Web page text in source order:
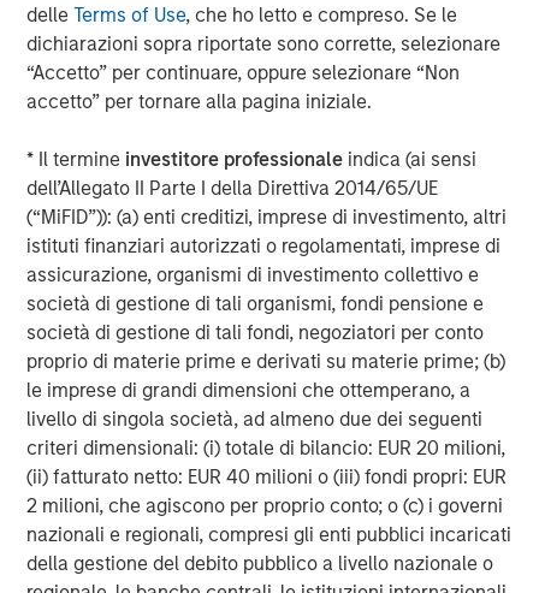
delleTerms of Use, che ho letto e compreso. Se le
dichiarazioni sopra riportate sono corrette, selezionare
“Accetto” per continuare, oppure selezionare “Non
accetto” per tornare alla pagina iniziale.
* Il termine investitore professionale indica (ai sensi
dell’Allegato II Parte I della Direttiva 2014/65/UE
(“MiFID”)): (a) enti creditizi, imprese di investimento, altri
istituti finanziari autorizzati o regolamentati, imprese di
assicurazione, organismi di investimento collettivo e
società di gestione di tali organismi, fondi pensione e
società di gestione di tali fondi, negoziatori per conto
proprio di materie prime e derivati su materie prime; (b)
le imprese di grandi dimensioni che ottemperano, a
livello di singola società, ad almeno due dei seguenti
criteri dimensionali: (i) totale di bilancio: EUR 20 milioni,
(ii) fatturato netto: EUR 40 milioni o (iii) fondi propri: EUR
2 milioni, che agiscono per proprio conto; o (c) i governi
nazionali e regionali, compresi gli enti pubblici incaricati
della gestione del debito pubblico a livello nazionale o
offer attractive relative value, supported by a
25% repricing, durable income streams, and
constrained supply. In this environment,
diversified portfolios and selective asset-level
7-AGO-2026
DISCLOSURES
The statements above reflect the opinions and views of the
Morgan Stanley Real Estate Investing (“MSREI”) as of the date
hereof and not as of any future date and will not be updated or
supplemented. All forecasts are speculative, subject to change
at any time and may not come to pass due to economic and
market conditions.
Information regarding expected market returns and market
outlooks is based on the research, analysis, and opinions of the
investment team of the AIP Private Markets Team. These
conclusions are speculative in nature, may not come to pass,